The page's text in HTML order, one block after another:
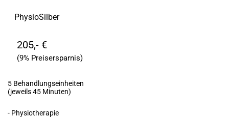
PhysioSilber
205,- €
(9% Preisersparnis)
5 Behandlungseinheiten
(jeweils 45 Minuten)
- Physiotherapie